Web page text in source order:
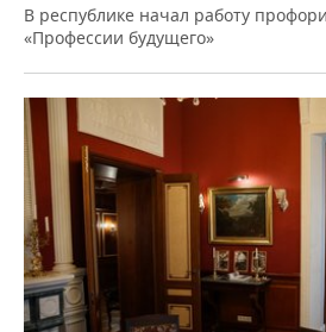
В республике начал работу
«Профессии будущего»